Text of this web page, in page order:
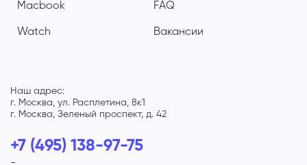
Macbook
Watch
FAQ
Вакансии
Наш адрес:
г. Москва, ул. Расплетина, 8к1
г. Москва, Зеленый проспект, д. 42
+7 (495) 138-97-75